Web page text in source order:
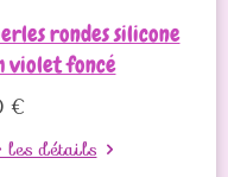
rondes silicone
violet foncé
€
les détails